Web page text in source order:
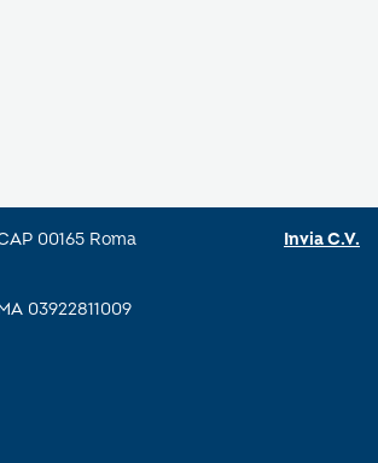
00165 Roma
03922811009
Invia C.V.